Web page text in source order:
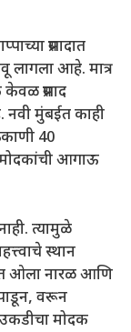
प्रसादात
लागला आहे. मात्र
प्रसाद
मुंबईत काही
40
मोदकांची आगाऊ
त्यामुळे
स्थान
ओला नारळ आणि
वरून
मोदक